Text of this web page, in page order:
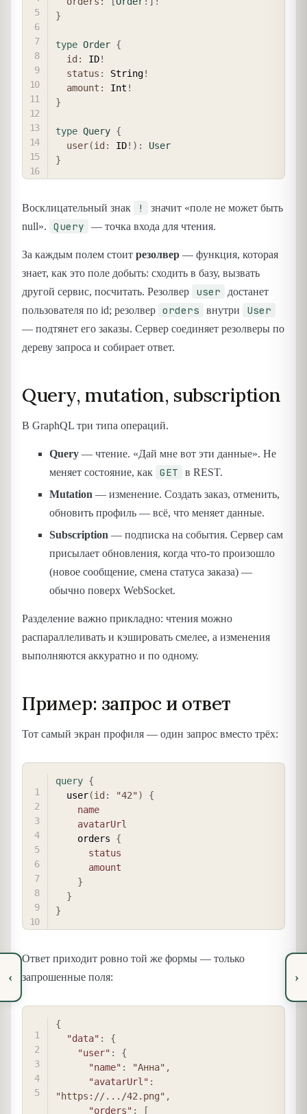
‹
}
type Order {
id : ID!
status : String!
amount : Int !
}
type Query {
user(id : ID! ) :
User
}
Восклицательный знак !
значит «поле не может быть
null».
Query — точка входа для чтения.
За каждым полем стоит резолвер — функция, которая
знает, как это поле добыть: сходить в базу, вызвать
другой сервис, посчитать. Резолвер
user
достанет
пользователя по id; резолвер orders внутри User
— подтянет его заказы. Сервер соединяет резолверы по
дереву запроса и собирает ответ.
Query, mutation, subscription
В GraphQL три типа операций.
Query — чтение. «Дай мне вот эти данные». Не
меняет состояние, как GET
в REST.
Mutation — изменение. Создать заказ, отменить,
обновить профиль — всё, что меняет данные.
Subscription — подписка на события. Сервер сам
присылает обновления, когда что-то произошло
(новое сообщение, смена статуса заказа) —
обычно поверх WebSocket.
Разделение важно прикладно: чтения можно
распараллеливать и кэшировать смелее, а изменения
выполняются аккуратно и по одному.
Пример: запрос и ответ
Тот самый экран профиля — один запрос вместо трёх:
query {
user(id : "42")
{
name
avatarUrl
orders
{
status
amount
}
}
}
Ответ приходит ровно той же формы — только
запрошенные поля:
{
"data" :
{
"user" :
{
"name" : "Анна" ,
"avatarUrl" :
"https://.../42.png" ,
"orders" :
[
›